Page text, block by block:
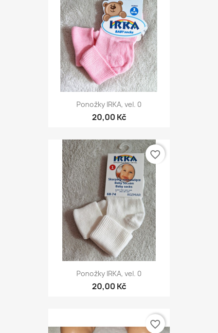
Ponožky IRKA, vel. 0
20,00 Kč
Ponožky IRKA, vel. 0
20,00 Kč
favorite_border
favorite_border